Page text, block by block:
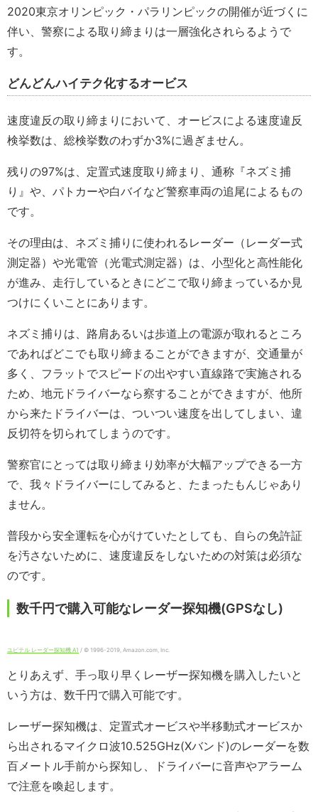
2020東京オリンピック・パラリンピックの開催が近づくに
伴い、警察による取り締まりは一層強化されらるようで
す。
どんどんハイテク化するオービス
速度違反の取り締まりにおいて、オービスによる速度違反
検挙数は、総検挙数のわずか3%に過ぎません。
残りの97%は、定置式速度取り締まり、通称『ネズミ捕
り』や、パトカーや白バイなど警察車両の追尾によるもの
です。
その理由は、ネズミ捕りに使われるレーダー（レーダー式
測定器）や光電管（光電式測定器）は、小型化と高性能化
が進み、走行しているときにどこで取り締まっているか見
つけにくいことにあります。
ネズミ捕りは、路肩あるいは歩道上の電源が取れるところ
であればどこでも取り締まることができますが、交通量が
多く、フラットでスピードの出やすい直線路で実施される
ため、地元ドライバーなら察することができますが、他所
から来たドライバーは、ついつい速度を出してしまい、違
反切符を切られてしまうのです。
警察官にとっては取り締まり効率が大幅アップできる一方
で、我々ドライバーにしてみると、たまったもんじゃあり
ません。
普段から安全運転を心がけていたとしても、自らの免許証
を汚さないために、速度違反をしないための対策は必須な
のです。
数千円で購入可能なレーダー探知機(GPSなし)
ユピテル レーダー探知機 A1 / © 1996-2019, Amazon.com, Inc.
とりあえず、手っ取り早くレーザー探知機を購入したいと
いう方は、数千円で購入可能です。
レーザー探知機は、定置式オービスや半移動式オービスか
ら出されるマイクロ波10.525GHz(Xバンド)のレーダーを数
百メートル手前から探知し、ドライバーに音声やアラーム
で注意を喚起します。